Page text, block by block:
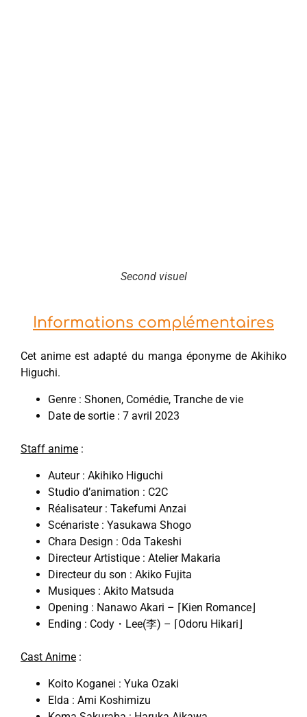
Second visuel
Informations complémentaires
Cet anime est adapté du manga éponyme de Akihiko
Higuchi.
Genre : Shonen, Comédie, Tranche de vie
Date de sortie : 7 avril 2023
Staff anime :
Auteur : Akihiko Higuchi
Studio d’animation : C2C
Réalisateur : Takefumi Anzai
Scénariste : Yasukawa Shogo
Chara Design : Oda Takeshi
Directeur Artistique : Atelier Makaria
Directeur du son : Akiko Fujita
Musiques : Akito Matsuda
Opening : Nanawo Akari – ⌈Kien Romance⌋
Ending : Cody・Lee(李) – ⌈Odoru Hikari⌋
Cast Anime :
Koito Koganei : Yuka Ozaki
Elda : Ami Koshimizu